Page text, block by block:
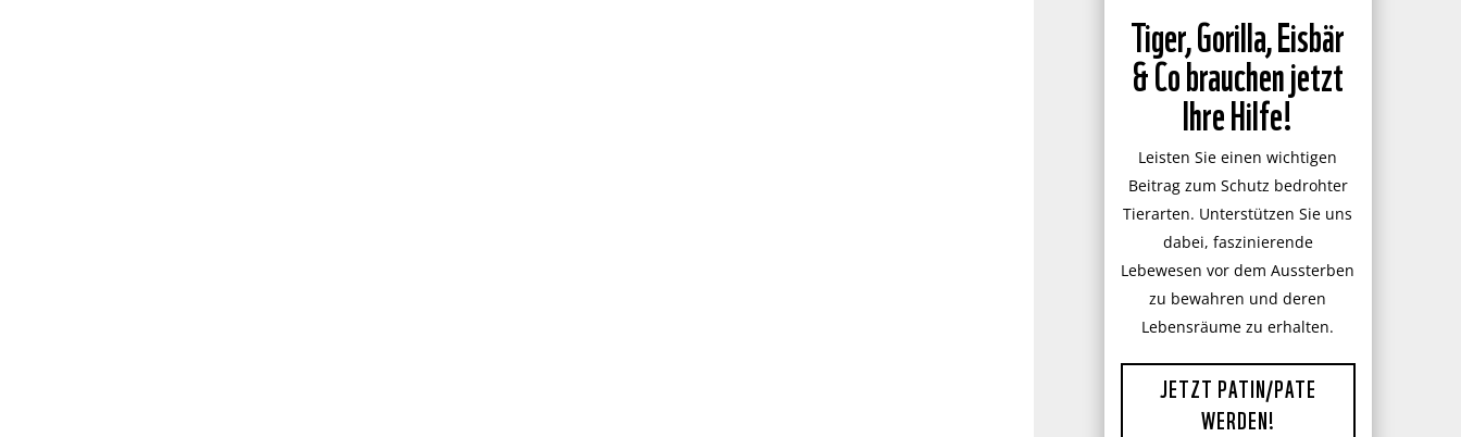
Tiger, Gorilla, Eisbär
& Co brauchen jetzt
Ihre Hilfe!
Leisten Sie einen wichtigen
Beitrag zum Schutz bedrohter
Tierarten. Unterstützen Sie uns
dabei, faszinierende
Lebewesen vor dem Aussterben
zu bewahren und deren
Lebensräume zu erhalten.
JETZT PATIN/PATE
WERDEN!